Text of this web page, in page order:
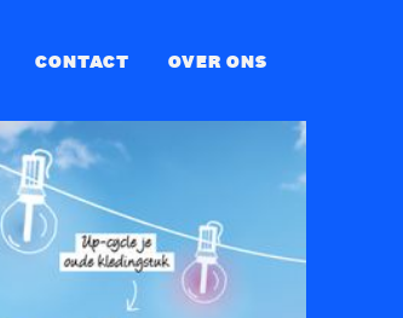
CONTACT OVER ONS